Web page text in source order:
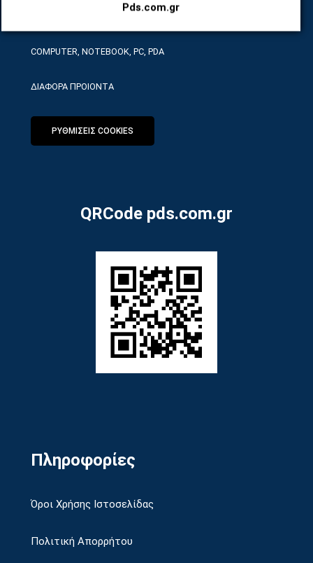
Pds.com.gr
COMPUTER, NOTEBOOK, PC, PDA
ΔΙΑΦΟΡΑ ΠΡΟΙΟΝΤΑ
ΡΥΘΜΙΣΕΙΣ COOKIES
QRCode pds.com.gr
Πληροφορίες
Όροι Χρήσης Ιστοσελίδας
Πολιτική Απορρήτου